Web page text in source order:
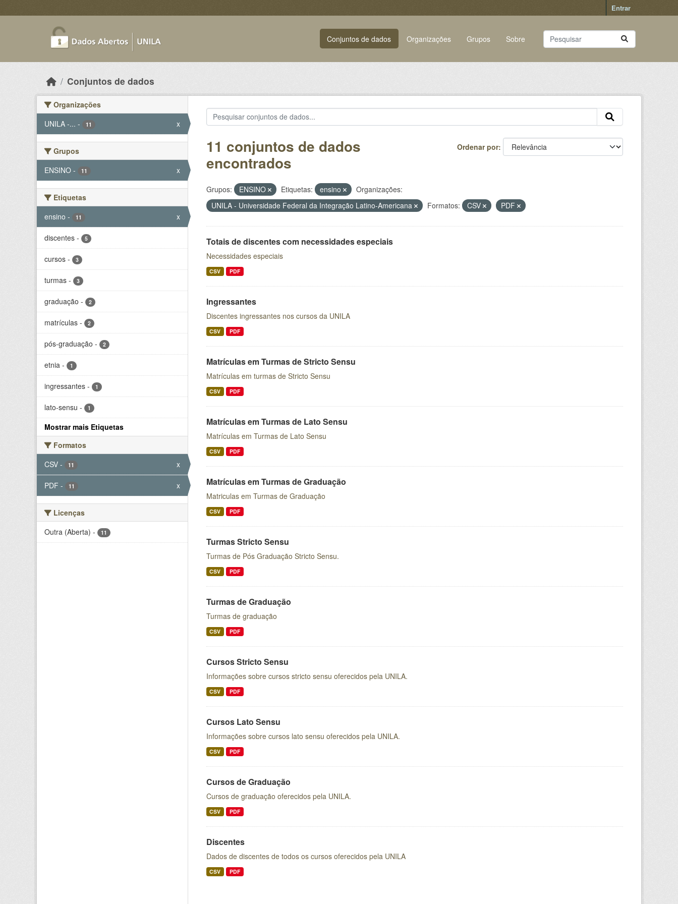
Entrar
Conjuntos de dados Organizações Grupos Sobre
Conjuntos de dados
Organizações
UNILA -... - 11 x
Grupos
ENSINO - 11 x
Etiquetas
ensino - 11 x
discentes - 5
cursos - 3
turmas - 3
graduação - 2
matrículas - 2
pós-graduação - 2
etnia - 1
ingressantes - 1
lato-sensu - 1
Mostrar mais Etiquetas
Formatos
CSV - 11 x
PDF - 11 x
Licenças
Outra (Aberta) - 11
Ordenar por
11 conjuntos de dados
encontrados
Grupos: ENSINO Etiquetas: ensino
Organizações:
UNILA - Universidade Federal da Integração Latino-Americana
Formatos: CSV PDF
Totais de discentes com necessidades especiais
Necessidades especiais
CSV PDF
Ingressantes
Discentes ingressantes nos cursos da UNILA
CSV PDF
Matrículas em Turmas de Stricto Sensu
Matrículas em turmas de Stricto Sensu
CSV PDF
Matrículas em Turmas de Lato Sensu
Matrículas em Turmas de Lato Sensu
CSV PDF
Matrículas em Turmas de Graduação
Matriculas em Turmas de Graduação
CSV PDF
Turmas Stricto Sensu
Turmas de Pós Graduação Stricto Sensu.
CSV PDF
Turmas de Graduação
Turmas de graduação
CSV PDF
Cursos Stricto Sensu
Informações sobre cursos stricto sensu oferecidos pela UNILA.
CSV PDF
Cursos Lato Sensu
Informações sobre cursos lato sensu oferecidos pela UNILA.
CSV PDF
Cursos de Graduação
Cursos de graduação oferecidos pela UNILA.
CSV PDF
Discentes
Dados de discentes de todos os cursos oferecidos pela UNILA
CSV PDF